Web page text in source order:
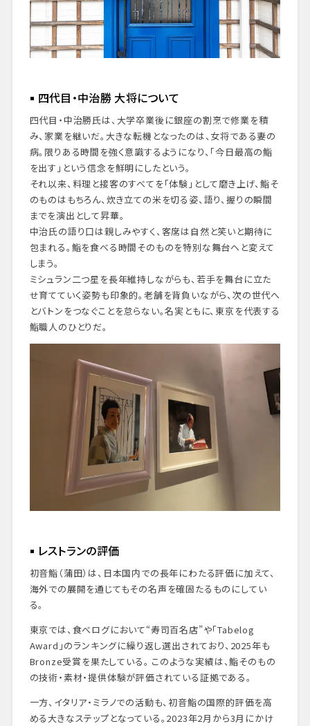
四代目・中治勝 大将について
四代目・中治勝氏は、大学卒業後に銀座の割烹で修業を積
み、家業を継いだ。大きな転機となったのは、女将である妻の
病。限りある時間を強く意識するようになり、「今日最高の鮨
を出す」という信念を鮮明にしたという。
それ以来、料理と接客のすべてを「体験」として磨き上げ、鮨そ
のものはもちろん、炊き立ての米を切る姿、語り、握りの瞬間
までを演出として昇華。
中治氏の語り口は親しみやすく、客席は自然と笑いと期待に
包まれる。鮨を食べる時間そのものを特別な舞台へと変えて
しまう。
ミシュラン二つ星を長年維持しながらも、若手を舞台に立た
せ育てていく姿勢も印象的。老舗を背負いながら、次の世代へ
とバトンをつなぐことを怠らない。名実ともに、東京を代表する
鮨職人のひとりだ。
レストランの評価
初音鮨（蒲田）は、日本国内での長年にわたる評価に加えて、
海外での展開を通じてもその名声を確固たるものにしてい
る。
東京では、食べログにおいて“寿司百名店”や「Tabelog
Award」のランキングに繰り返し選出されており、2025年も
Bronze受賞を果たしている。 このような実績は、鮨そのもの
の技術・素材・提供体験が評価されている証拠である。
一方、イタリア・ミラノでの活動も、初音鮨の国際的評価を高
める大きなステップとなっている。2023年2月から3月にかけ